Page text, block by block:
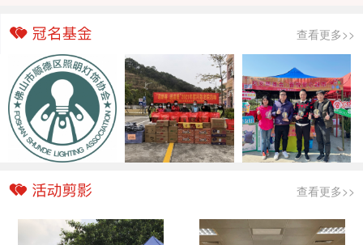
查看更多>>
查看更多>>